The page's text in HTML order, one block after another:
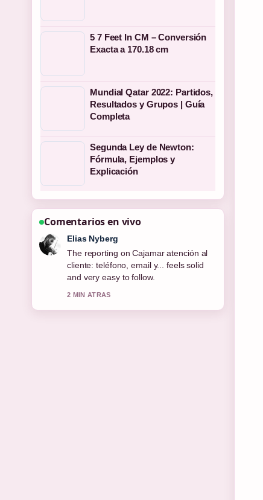
5 7 Feet In CM – Conversión
Exacta a 170.18 cm
Mundial Qatar 2022: Partidos,
Resultados y Grupos | Guía
Completa
Segunda Ley de Newton:
Fórmula, Ejemplos y
Explicación
Comentarios en vivo
Clara West
Good verification work around Bono
jubilados enero 2026: montos y
fechas.... More outlets should write like